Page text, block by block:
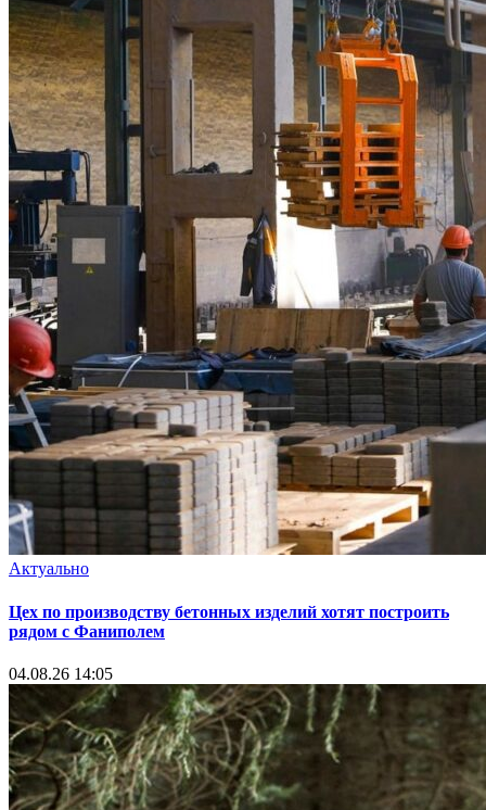
Актуально
Цех по производству бетонных изделий хотят построить
рядом с Фаниполем
04.08.26 14:05